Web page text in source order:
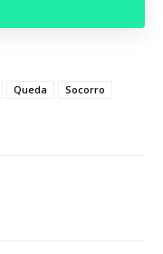
Queda
Socorro